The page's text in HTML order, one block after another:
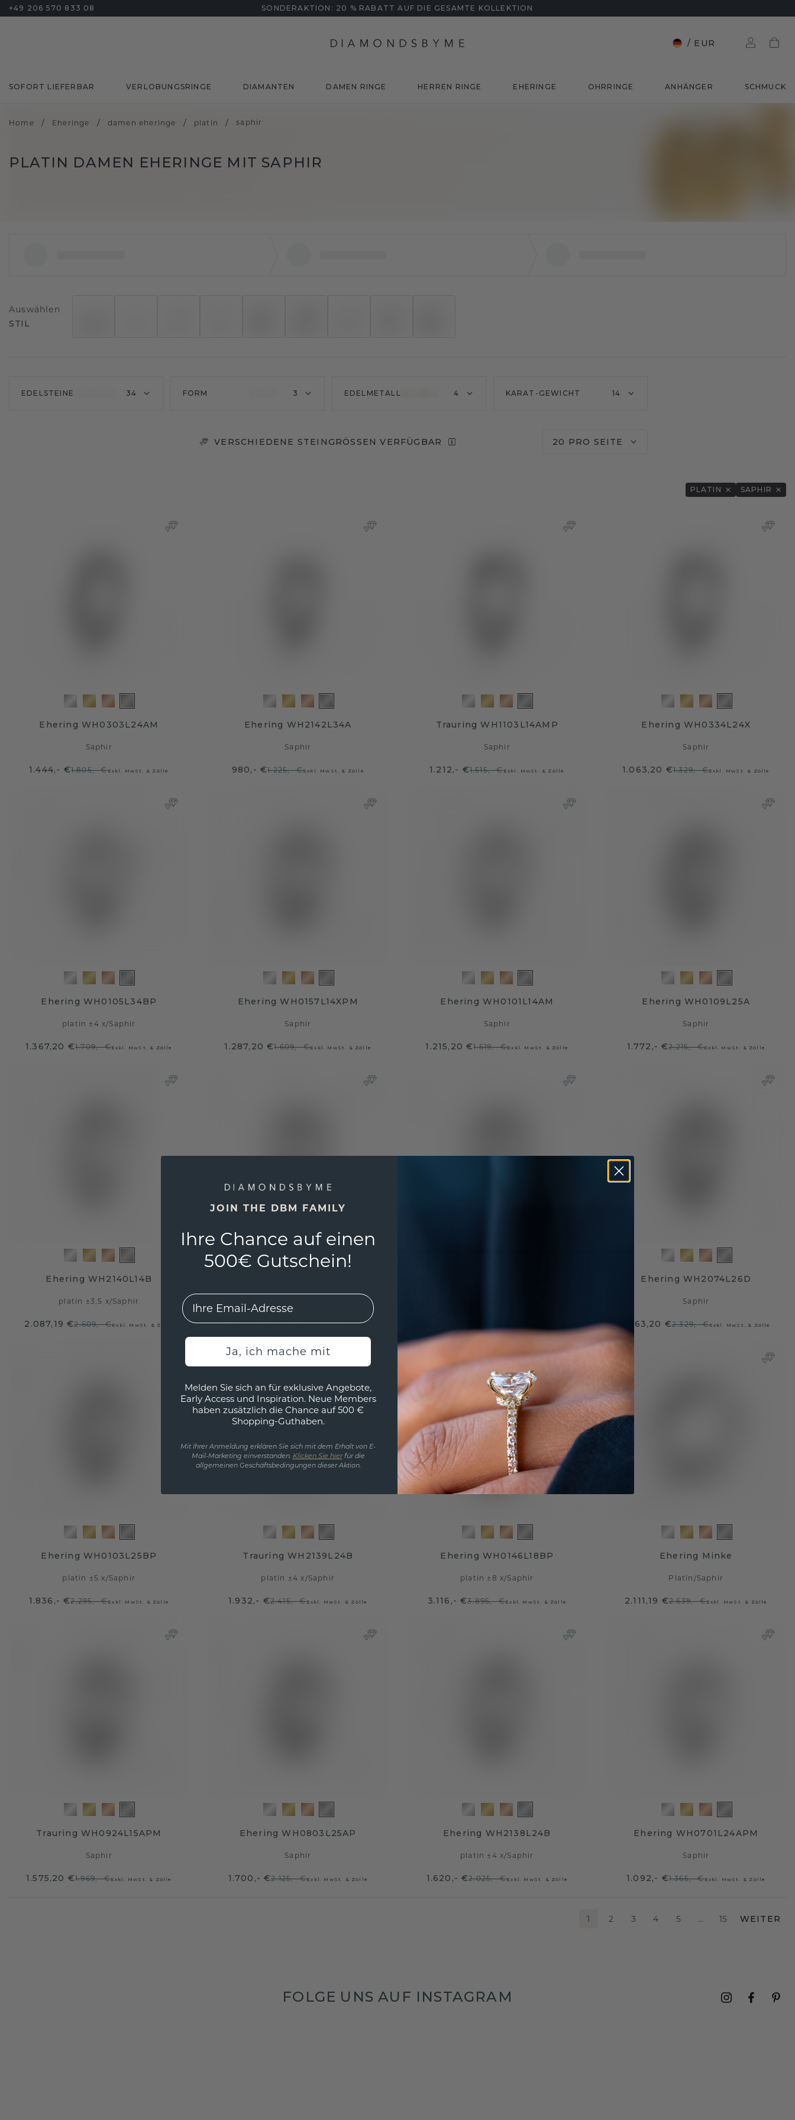
+49 206 570 833 08 SONDERAKTION: 20 % RABATT AUF DIE GESAMTE KOLLEKTION
/ EUR
SOFORT LIEFERBAR VERLOBUNGSRINGE DIAMANTEN DAMEN RINGE HERREN RINGE EHERINGE OHRRINGE ANHÄNGER SCHMUCK
Home / Eheringe / damen eheringe / platin / saphir
PLATIN DAMEN EHERINGE MIT SAPHIR
Auswählen
STIL
EDELSTEINE 34 FORM 3 EDELMETALL 4 KARAT-GEWICHT 14
VERSCHIEDENE STEINGRÖSSEN VERFÜGBAR 20 PRO SEITE
PLATIN SAPHIR
Ehering WH0303L24AM
Saphir
1.444,- €1.805,- €Exkl. MwSt. & Zölle
Ehering WH2142L34A
Saphir
980,- €1.225,- €Exkl. MwSt. & Zölle
Trauring WH1103L14AMP
Saphir
1.212,- €1.515,- €Exkl. MwSt. & Zölle
Ehering WH0334L24X
Saphir
1.063,20 €1.329,- €Exkl. MwSt. & Zölle
Ehering WH0105L34BP
platin ±4 x/Saphir
1.367,20 €1.709,- €Exkl. MwSt. & Zölle
Ehering WH0157L14XPM
Saphir
1.287,20 €1.609,- €Exkl. MwSt. & Zölle
Ehering WH0101L14AM
Saphir
1.215,20 €1.519,- €Exkl. MwSt. & Zölle
Ehering WH0109L25A
Saphir
1.772,- €2.215,- €Exkl. MwSt. & Zölle
Ehering WH2140L14B
platin ±3,5 x/Saphir
2.087,19 €2.609,- €Exkl. MwSt. & Zölle 1.212,- €1.515,- €Exkl. MwSt. & Zölle
Ehering WH2074L26D
Saphir
1.863,20 €2.329,- €Exkl. MwSt. & Zölle
Ehering WH0103L25BP
platin ±5 x/Saphir
1.836,- €2.295,- €Exkl. MwSt. & Zölle
Trauring WH2139L24B
platin ±4 x/Saphir
1.932,- €2.415,- €Exkl. MwSt. & Zölle
Ehering WH0146L18BP
platin ±8 x/Saphir
3.116,- €3.895,- €Exkl. MwSt. & Zölle
Ehering Minke
Platin /Saphir
2.111,19 €2.639,- €Exkl. MwSt. & Zölle
Trauring WH0924L15APM
Saphir
1.575,20 €1.969,- €Exkl. MwSt. & Zölle
Ehering WH0803L25AP
Saphir
1.700,- €2.125,- €Exkl. MwSt. & Zölle
Ehering WH2138L24B
platin ±4 x/Saphir
1.620,- €2.025,- €Exkl. MwSt. & Zölle
Ehering WH0701L24APM
Saphir
1.092,- €1.365,- €Exkl. MwSt. & Zölle
1 2 3 4 5 … 15 WEITER
FOLGE UNS AUF INSTAGRAM
JOIN THE DBM FAMILY
Ihre Chance auf einen
500€ Gutschein!
EMail
Ja, ich mache mit
Melden Sie sich an für exklusive Angebote,
Early Access und Inspiration. Neue Members
haben zusätzlich die Chance auf 500 €
Shopping-Guthaben.
Mit Ihrer Anmeldung erklären Sie sich mit dem Erhalt von E-
Mail-Marketing einverstanden. Klicken Sie hierfür die
allgemeinen Geschäftsbedingungen dieser Aktion.